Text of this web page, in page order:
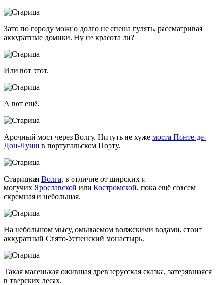
Зато по городу можно долго не спеша гулять, рассматривая
аккуратные домики. Ну не красота ли?
Или вот этот.
А вот ещё.
Арочный мост через Волгу. Ничуть не хуже моста Понте-де-
Дон-Луиш в португальском Порту.
Старицкая Волга, в отличие от широких и
могучих Ярославской или Костромской, пока ещё совсем
скромная и небольшая.
На небольшом мысу, омываемом волжскими водами, стоит
аккуратный Свято-Успенский монастырь.
Такая маленькая ожившая древнерусская сказка, затерявшаяся
в тверских лесах.